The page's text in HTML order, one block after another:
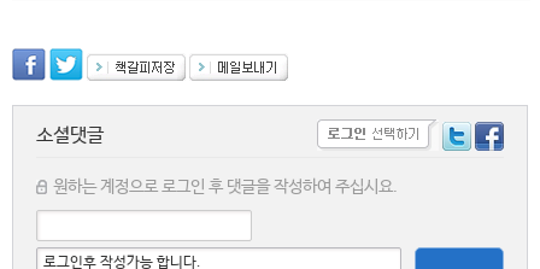
소셜댓글
원하는 계정으로 로그인 후 댓글을 작성하여 주십시요.